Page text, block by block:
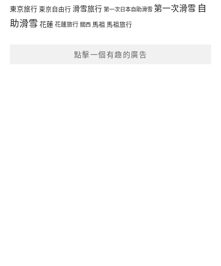
東京旅行 東京自由行 滑雪旅行 第一次日本自助滑雪 第一次滑雪 自
助滑雪 花蓮花蓮旅行 關西 馬祖 馬祖旅行
點擊一個有趣的廣告